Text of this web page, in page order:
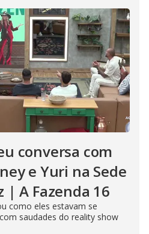
conversa com
e Yuri na Sede
| A Fazenda 16
como eles estavam se
saudades do reality show